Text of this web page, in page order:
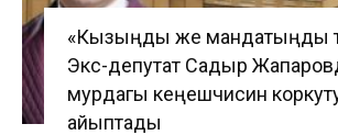
«Кызыңды же мандатыңды
Экс-депутат Садыр
мурдагы кеңешчисин
айыптады